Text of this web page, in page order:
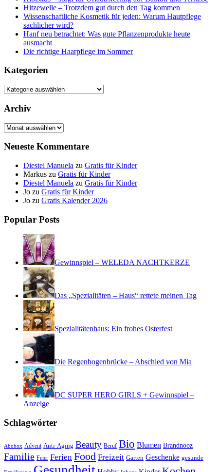
Hitzewelle – Trotzdem gut durch den Tag kommen
Wissenschaftliche Kosmetik für jeden: Warum Hautpflege
sachlicher wird?
Hanf neu betrachtet: Was gute Pflanzenprodukte heute
ausmacht
Die richtige Haarpflege im Sommer
Kategorien
Kategorien
Archiv
Archiv
Neueste Kommentare
Diestel Manuela zu Gratis für Kinder
Markus zu Gratis für Kinder
Diestel Manuela zu Gratis für Kinder
Jo zu Gratis für Kinder
Jo zu Gratis Kalender 2026
Popular Posts
Gewinnspiel – WELEDA NACHTKERZE
Das „Spezialitäten – Haus“ rettete meinen Tag
Spezialitätenhaus: Ein frohes Osterfest
Die Regenbogenbrücke – Abschied von Mia
DC SUPER HERO GIRLS + Gewinnspiel –
Anzeige
Schlagwörter
Abobox Advent Anti-Aging Beauty Beruf Bio Blumen Brandnooz
Familie Feier Ferien Food Freizeit Garten Geschenke gesunde